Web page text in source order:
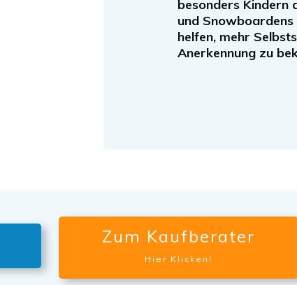
besonders Kindern
und
helfen, mehr
Anerkennung zu
Zum Kaufberater
Hier Klicken!